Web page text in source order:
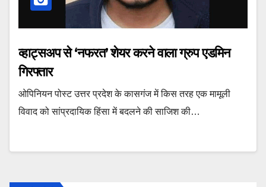
व्‍हाट्सअप से ‘नफरत’ शेयर करने वाला ग्रुप एडमिन
गिरफ्तार
ओपिनियन पोस्‍ट उत्तर प्रदेश के कासगंज में किस तरह एक मामूली
विवाद को सांप्रदायिक हिंसा में बदलने की साजिश की…